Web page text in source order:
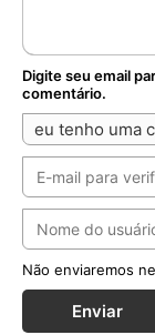
Digite seu email
comentário.
eu tenho uma
Não enviaremos
Enviar